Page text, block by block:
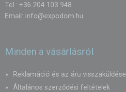
Tel.: +36 204 103 948
Email: info@expodom.hu
Minden a vásárlásról
Reklamáció és az áru visszaküldése
Általános szerződési feltételek